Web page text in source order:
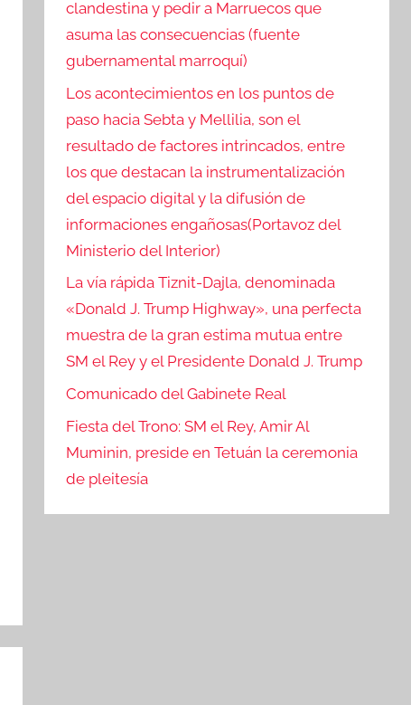
clandestina y pedir a Marruecos que
asuma las consecuencias (fuente
gubernamental marroquí)
Los acontecimientos en los puntos de
paso hacia Sebta y Mellilia, son el
resultado de factores intrincados, entre
los que destacan la instrumentalización
del espacio digital y la difusión de
informaciones engañosas(Portavoz del
Ministerio del Interior)
La vía rápida Tiznit-Dajla, denominada
«Donald J. Trump Highway», una perfecta
muestra de la gran estima mutua entre
SM el Rey y el Presidente Donald J. Trump
Comunicado del Gabinete Real
Fiesta del Trono: SM el Rey, Amir Al
Muminin, preside en Tetuán la ceremonia
de pleitesía